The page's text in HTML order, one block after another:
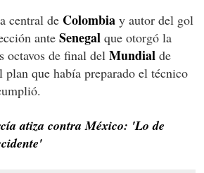
central de Colombia y autor del gol
ante Senegal que otorgó la
octavos de final del Mundial de
plan que había preparado el técnico
atiza contra México: 'Lo de